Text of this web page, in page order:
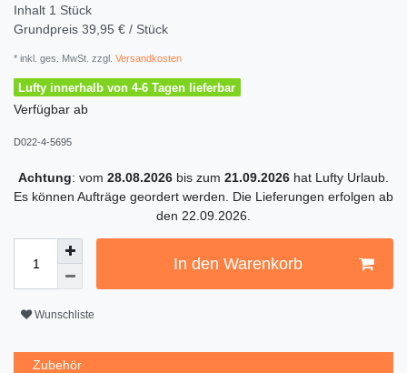
Inhalt 1 Stück
Grundpreis 39,95 € / Stück
* inkl. ges. MwSt. zzgl. Versandkosten
Lufty innerhalb von 4-6 Tagen lieferbar
Verfügbar ab
D022-4-5695
Achtung: vom 28.08.2026 bis zum 21.09.2026 hat Lufty Urlaub.
Es können Aufträge geordert werden. Die Lieferungen erfolgen ab
den 22.09.2026.
In den Warenkorb
Wunschliste
Zubehör